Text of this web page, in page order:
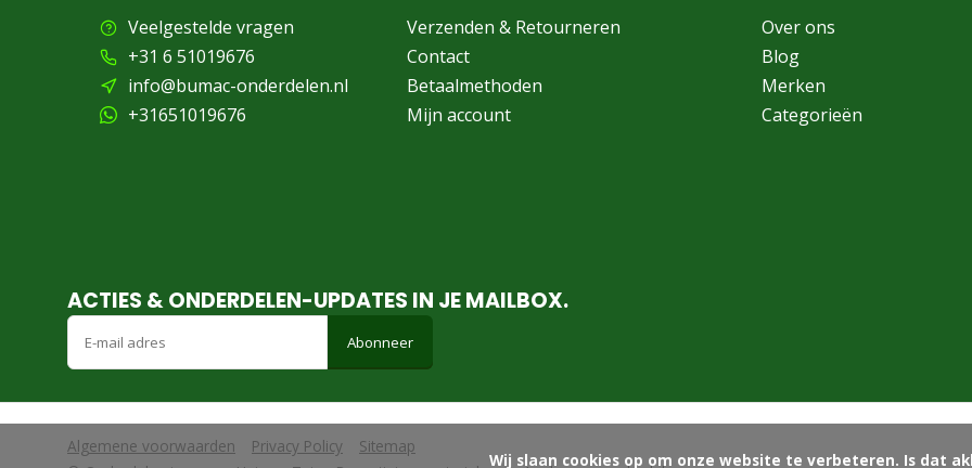
Veelgestelde vragen
+31 6 51019676
info@bumac-onderdelen.nl
+31651019676
Verzenden & Retourneren
Contact
Betaalmethoden
Mijn account
Over ons
Blog
Merken
Categorieën
ACTIES & ONDERDELEN-UPDATES IN JE MAILBOX.
Abonneer
Algemene voorwaarden Privacy Policy
Sitemap